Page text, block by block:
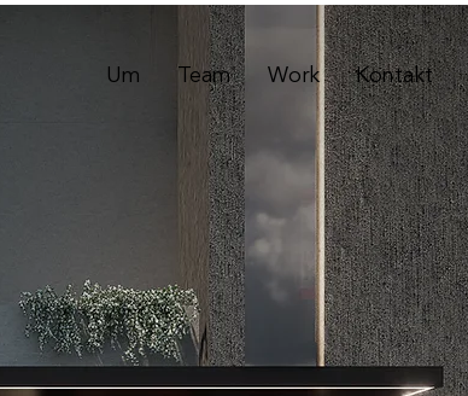
Um Team Work Kontakt